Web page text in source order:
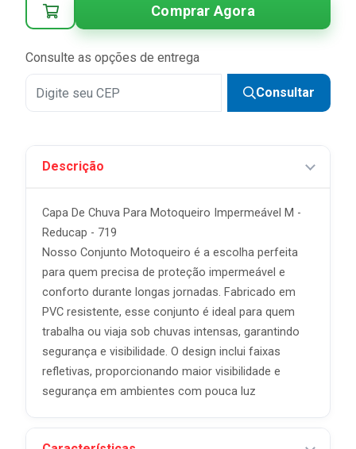
4x R$ 34,98 sem juros
5x
7x R$ 19,99 sem juros
9x
11x
12x R$ 11,66 sem juros
Comprar Agora
Consulte as opções de entrega
Consultar
Descrição
Capa De Chuva Para Motoqueiro Impermeável M -
Reducap - 719
Nosso Conjunto Motoqueiro é a escolha perfeita
para quem precisa de proteção impermeável e
conforto durante longas jornadas. Fabricado em
PVC resistente, esse conjunto é ideal para quem
trabalha ou viaja sob chuvas intensas, garantindo
segurança e visibilidade. O design inclui faixas
refletivas, proporcionando maior visibilidade e
segurança em ambientes com pouca luz